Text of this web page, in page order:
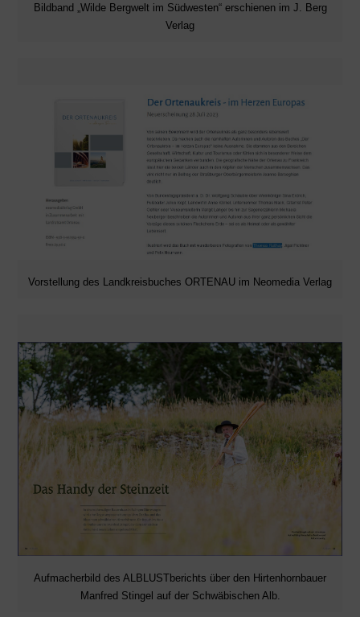
Bildband „Wilde Bergwelt im Südwesten“ erschienen im J. Berg
Verlag
Vorstellung des Landkreisbuches ORTENAU im Neomedia Verlag
Aufmacherbild des ALBLUSTberichts über den Hirtenhornbauer
Manfred Stingel auf der Schwäbischen Alb.